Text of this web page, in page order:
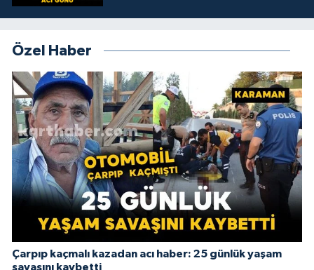
Özel Haber
Çarpıp kaçmalı kazadan acı haber: 25 günlük yaşam
savaşını kaybetti